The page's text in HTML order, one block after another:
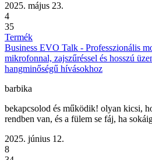
2025. május 23.
4
35
Termék
Business EVO Talk - Professzionális
mikrofonnal, zajszűréssel és hosszú
hangminőségű hívásokhoz
barbika
bekapcsolod és működik! olyan kicsi,
rendben van, és a fülem se fáj, ha
2025. június 12.
8